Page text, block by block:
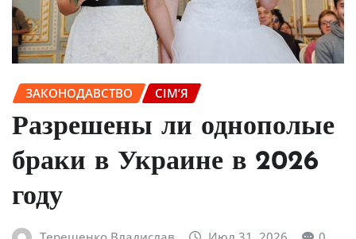
ЗАКОНОДАВСТВО СІМ’Я
Разрешены ли однополые
браки в Украине в 2026
году